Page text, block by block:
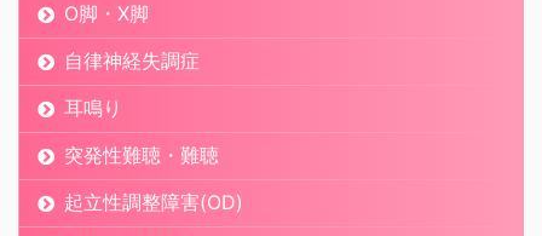
O脚・X脚
自律神経失調症
耳鳴り
突発性難聴・難聴
起立性調整障害(OD)